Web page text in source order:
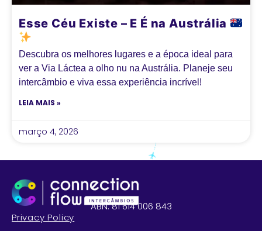
Esse Céu Existe – E É na Austrália
Descubra os melhores lugares e a época ideal para
ver a Via Láctea a olho nu na Austrália. Planeje seu
intercâmbio e viva essa experiência incrível!
LEIA MAIS »
março 4, 2026
ABN: 81 614 006 843
Privacy Policy